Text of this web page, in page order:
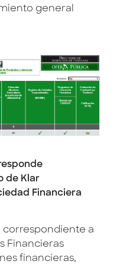
general
de Klar
Financiera
correspondiente a
Financieras
financieras,